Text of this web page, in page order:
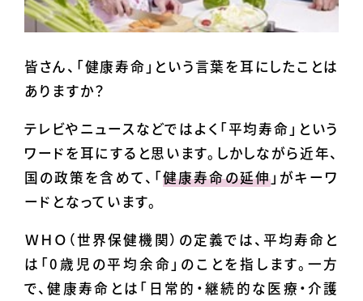
皆さん、「健康寿命」という言葉を耳にしたことは
ありますか？
テレビやニュースなどではよく「平均寿命」という
ワードを耳にすると思います。しかしながら近年、
国の政策を含めて、「健康寿命の延伸」がキーワ
ードとなっています。
ＷＨＯ（世界保健機関）の定義では、平均寿命と
は「0歳児の平均余命」のことを指します。一方
で、健康寿命とは「日常的・継続的な医療・介護